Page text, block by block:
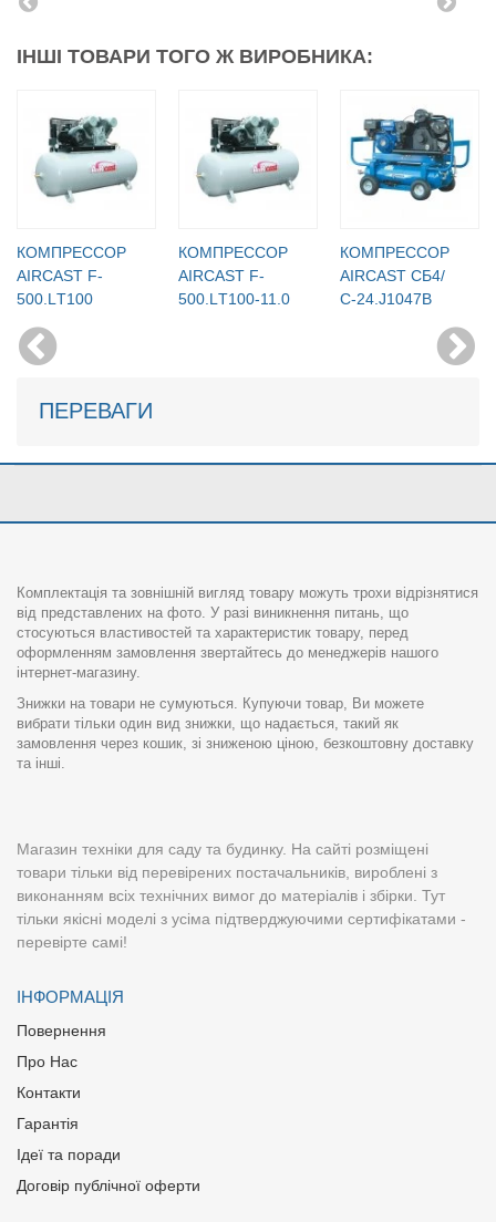
ІНШІ ТОВАРИ ТОГО Ж ВИРОБНИКА:
КОМПРЕССОР
AIRCAST F-
500.LТ100
КОМПРЕССОР
AIRCAST F-
500.LТ100-11.0
КОМПРЕССОР
AIRCAST СБ4/
С-24.J1047B
ПЕРЕВАГИ
Комплектація та зовнішній вигляд товару можуть трохи відрізнятися
від представлених на фото. У разі виникнення питань, що
стосуються властивостей та характеристик товару, перед
оформленням замовлення звертайтесь до менеджерів нашого
інтернет-магазину.
Знижки на товари не сумуються. Купуючи товар, Ви можете
вибрати тільки один вид знижки, що надається, такий як
замовлення через кошик, зі зниженою ціною, безкоштовну доставку
та інші.
Магазин техніки для саду та будинку. На сайті розміщені
товари тільки від перевірених постачальників, вироблені з
виконанням всіх технічних вимог до матеріалів і збірки. Тут
тільки якісні моделі з усіма підтверджуючими сертифікатами -
перевірте самі!
ІНФОРМАЦІЯ
Повернення
Про Нас
Контакти
Гарантія
Ідеї та поради
Договір публічної оферти